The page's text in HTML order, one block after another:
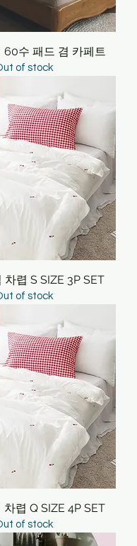
60수 패드 겸 카페트
of stock
차렵 S SIZE 3P SET
of stock
차렵 Q SIZE 4P SET
of stock